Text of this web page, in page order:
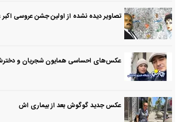
تصاویر دیده نشده از اولین جشن عروسی
عکس‌های احساسی همایون شجریان و
عکس جدید گوگوش بعد از بیماری اش